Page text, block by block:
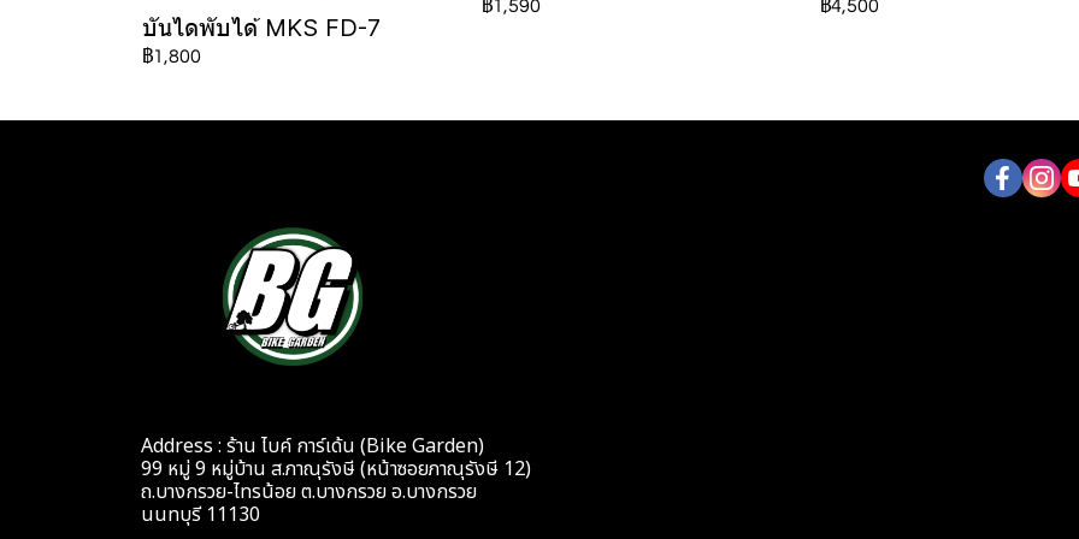
บันไดพับได้ MKS FD-7
฿1,800
฿1,590 ฿4,500
Address : ร้าน ไบค์ การ์เด้น (Bike Garden)
99 หมู่ 9 หมู่บ้าน ส.ภาณุรังษี (หน้าซอยภาณุรังษี 12)
ถ.บางกรวย-ไทรน้อย ต.บางกรวย อ.บางกรวย
นนทบุรี 11130